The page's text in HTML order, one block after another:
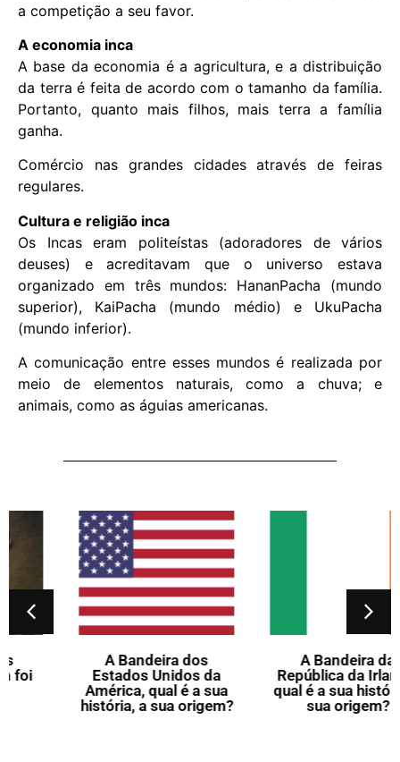
a competição a seu favor.
A economia inca
A base da economia é a agricultura, e a distribuição
da terra é feita de acordo com o tamanho da família.
Portanto, quanto mais filhos, mais terra a família
ganha.
Comércio nas grandes cidades através de feiras
regulares.
Cultura e religião inca
Os Incas eram politeístas (adoradores de vários
deuses) e acreditavam que o universo estava
organizado em três mundos: HananPacha (mundo
superior), KaiPacha (mundo médio) e UkuPacha
(mundo inferior).
A comunicação entre esses mundos é realizada por
meio de elementos naturais, como a chuva; e
animais, como as águias americanas.
A Bandeira dos
Estados Unidos da
América, qual é a sua
história, a sua origem?
A Bandeira da
República da Irlanda,
qual é a sua história, a
sua origem?